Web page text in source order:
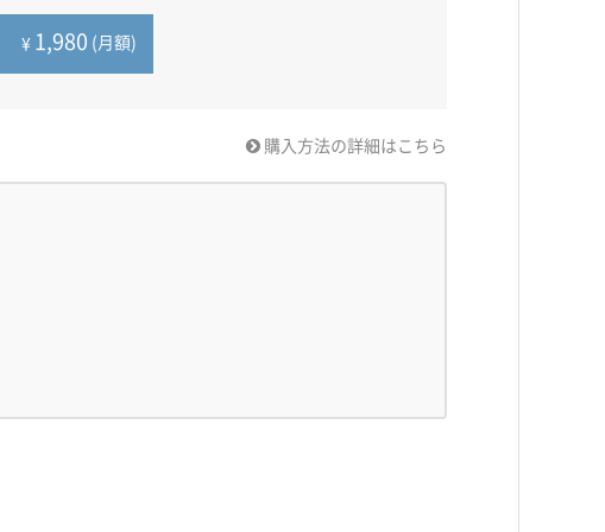
¥ 1,980 (月額)
購入方法の詳細はこちら